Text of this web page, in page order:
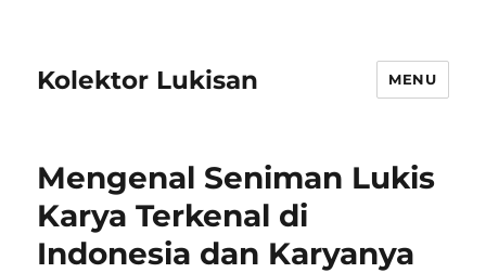
Kolektor Lukisan MENU
Mengenal Seniman Lukis
Karya Terkenal di
Indonesia dan Karyanya